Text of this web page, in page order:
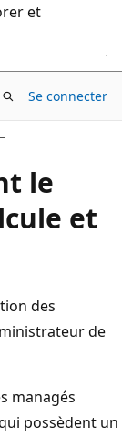
et
Se connecter
le
et
des
de
managés
possèdent un